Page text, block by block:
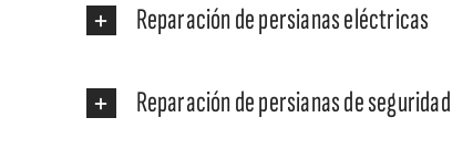
Reparación de persianas eléctricas
Reparación de persianas de seguridad